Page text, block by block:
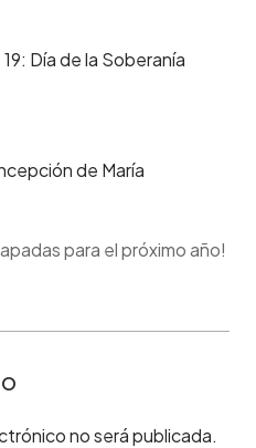
Día de la Soberanía
de María
para el próximo año!
no será publicada.